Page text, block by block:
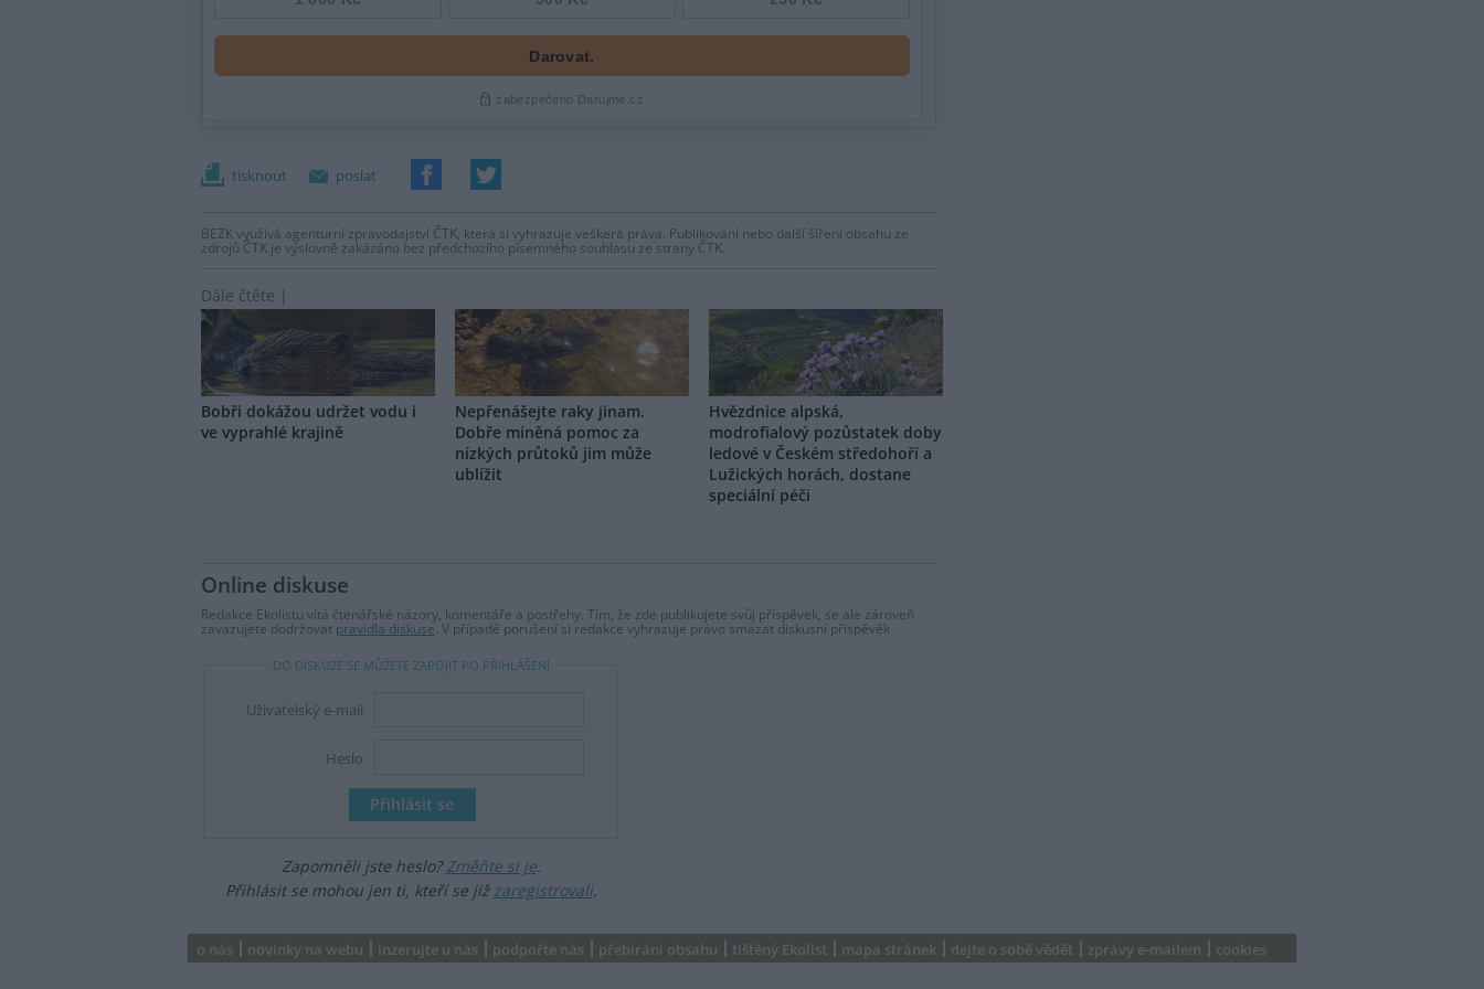
tisknout poslat
BEZK využívá agenturní zpravodajství ČTK, která si vyhrazuje veškerá práva. Publikování nebo další šíření obsahu ze
zdrojů ČTK je výslovně zakázáno bez předchozího písemného souhlasu ze strany ČTK.
Dále čtěte |
Bobři dokážou udržet vodu i
ve vyprahlé krajině
Nepřenášejte raky jinam.
Dobře míněná pomoc za
nízkých průtoků jim může
ublížit
Hvězdnice alpská,
modrofialový pozůstatek doby
ledové v Českém středohoří a
Lužických horách, dostane
speciální péči
Online diskuse
Redakce Ekolistu vítá čtenářské názory, komentáře a postřehy. Tím, že zde publikujete svůj příspěvek, se ale zároveň
zavazujete dodržovat pravidla diskuse. V případě porušení si redakce vyhrazuje právo smazat diskusní příspěvěk
DO DISKUZE SE MŮŽETE ZAPOJIT PO PŘIHLÁŠENÍ
Uživatelský e-mail
Heslo
Zapomněli jste heslo?Změňte si je.
Přihlásit se mohou jen ti, kteří se již zaregistrovali.
o nás novinky na webu inzerujte u nás podpořte nás přebírání obsahu tištěný Ekolist mapa stránek dejte o sobě vědět zprávy e-mailem cookies